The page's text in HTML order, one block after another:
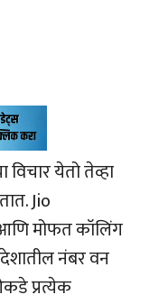
येतो तेव्हा
Jio
मोफत कॉलिंग
नंबर वन
प्रत्येक